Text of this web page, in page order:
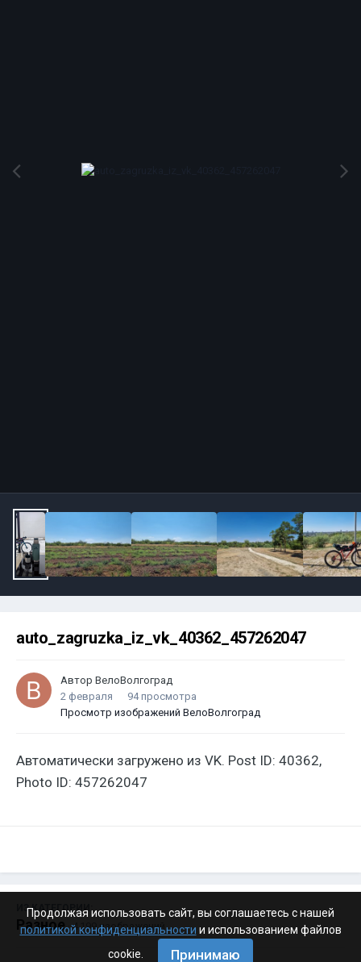
auto_zagruzka_iz_vk_40362_457262047
Автор ВелоВолгоград
2 февраля
94 просмотра
Просмотр изображений ВелоВолгоград
Автоматически загружено из VK. Post ID: 40362,
Photo ID: 457262047
ИЗ КАТЕГОРИИ:
Разное · 4 199 изображений
Продолжая использовать сайт, вы соглашаетесь с нашей
политикой конфиденциальности и использованием файлов
cookie.
Принимаю